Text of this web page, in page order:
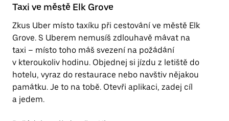
Taxi ve městě Elk Grove
Zkus Uber místo taxíku při cestování ve městě Elk
Grove. S Uberem nemusíš zdlouhavě mávat na
taxi – místo toho máš svezení na požádání
v kteroukoliv hodinu. Objednej si jízdu z letiště do
hotelu, vyraz do restaurace nebo navštiv nějakou
památku. Je to na tobě. Otevři aplikaci, zadej cíl
a jedem.